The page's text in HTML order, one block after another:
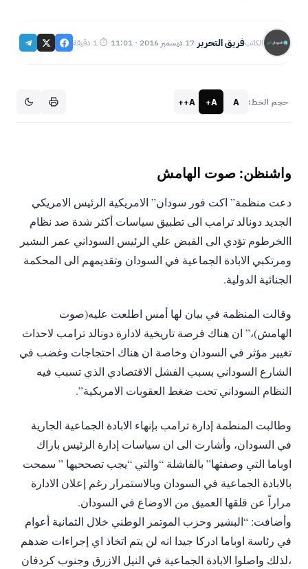
الكاتبفريق التحرير·17 ديسمبر 2016 · 11:01 ·⏱ 1 دقيقة
حجم الخط: A
A+
A++
واشنظن: صوت الهامش
دعت منظمة” اكت فور سودان” الامريكية الرئيس الامريكي
الجديد دونالد ترامب الى تطبيق سياسات أكثر شدة ضد نظام
االخرطوم تؤدي الى القبض علي الرئيس السوداني عمر البشير
ومرتكبي الابادة الجماعية في السودان وتقديمهم الى المحكمة
الجنائية الدولية.
وقالت المنظمة في بيان لها أمس اطلعت عليه(صوت
الهامش)،” ان هناك فرصة تاريخية لادارة دونالد ترامب لاحداث
تغيير مؤثر في السودان وخاصة ان هناك احتجاجات وغضب في
الشارع السوداني بسبب الفشل الاقتصادي الذي تسبب فيه
النظام السوداني تحت ضغط العقوبات الامريكية”.
وطالبت المنطمة إدارة ترامب بإنهاء الابادة الجماعية الجارية
في السودان، وأشارت الى ان سياسات إدارة الرئيس باراك
اوباما التي وصفتها” بالفاشلة “والتي “يجب تصححيها ” سمحت
بالابادة الجماعية في السودان وبالاستمرار رغم إعلان الادارة
مراراً عن قلقها العميق من الاوضاع في السودان.
وأضافت: “البشير وحزب الموتمر الوطني خلال الثمانية أعوام
في رئاسة اوباما ادركا جيدا انه لن يتم اتخاذ اي إجراءات ضدهم
،لذلك واصلوا الابادة الجماعية في النيل الازرق وجنوب كردفان